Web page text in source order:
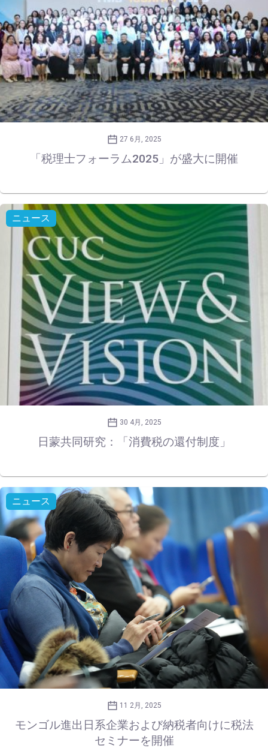
27 6月, 2025
「税理士フォーラム2025」が盛大に開催
ニュース
30 4月, 2025
日蒙共同研究：「消費税の還付制度」
ニュース
11 2月, 2025
モンゴル進出日系企業および納税者向けに税法
セミナーを開催